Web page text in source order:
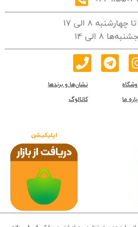
8 الی 17
8 الی 14
نشان‌ها و برندها
ما
کاتالوگ
اپلیکیشن